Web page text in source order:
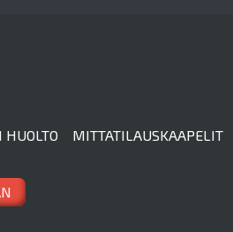
MITTATILAUSKAAPELIT